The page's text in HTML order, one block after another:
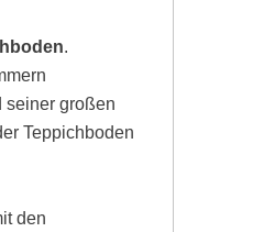
.
seiner großen
Teppichboden
den